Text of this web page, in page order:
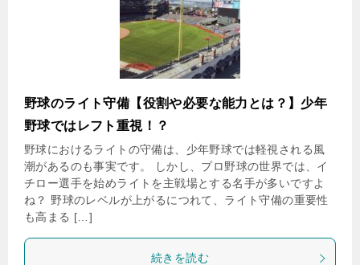
野球のライト守備【役割や必要な能力とは？】少年
野球ではレフト重視！？
野球におけるライトの守備は、少年野球では軽視される風
潮があるのも事実です。 しかし、プロ野球の世界では、イ
チロー選手を始めライトを主戦場とする名手が多いですよ
ね？ 野球のレベルが上がるにつれて、ライト守備の重要性
も高まる […]
続きを読む